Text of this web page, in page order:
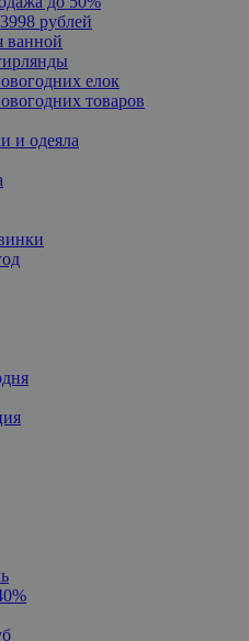
рублей
ванной
елок
товаров
и одеяла